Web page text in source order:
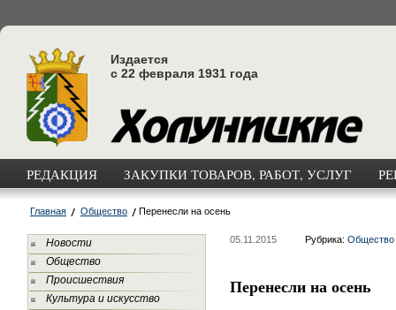
Издается
с 22 февраля 1931 года
РЕДАКЦИЯ ЗАКУПКИ ТОВАРОВ, РАБОТ, УСЛУГ
Главная Общество Перенесли на осень
Новости
Общество
Происшествия
Культура и искусство
05.11.2015 Рубрика: Общество
Перенесли на осень